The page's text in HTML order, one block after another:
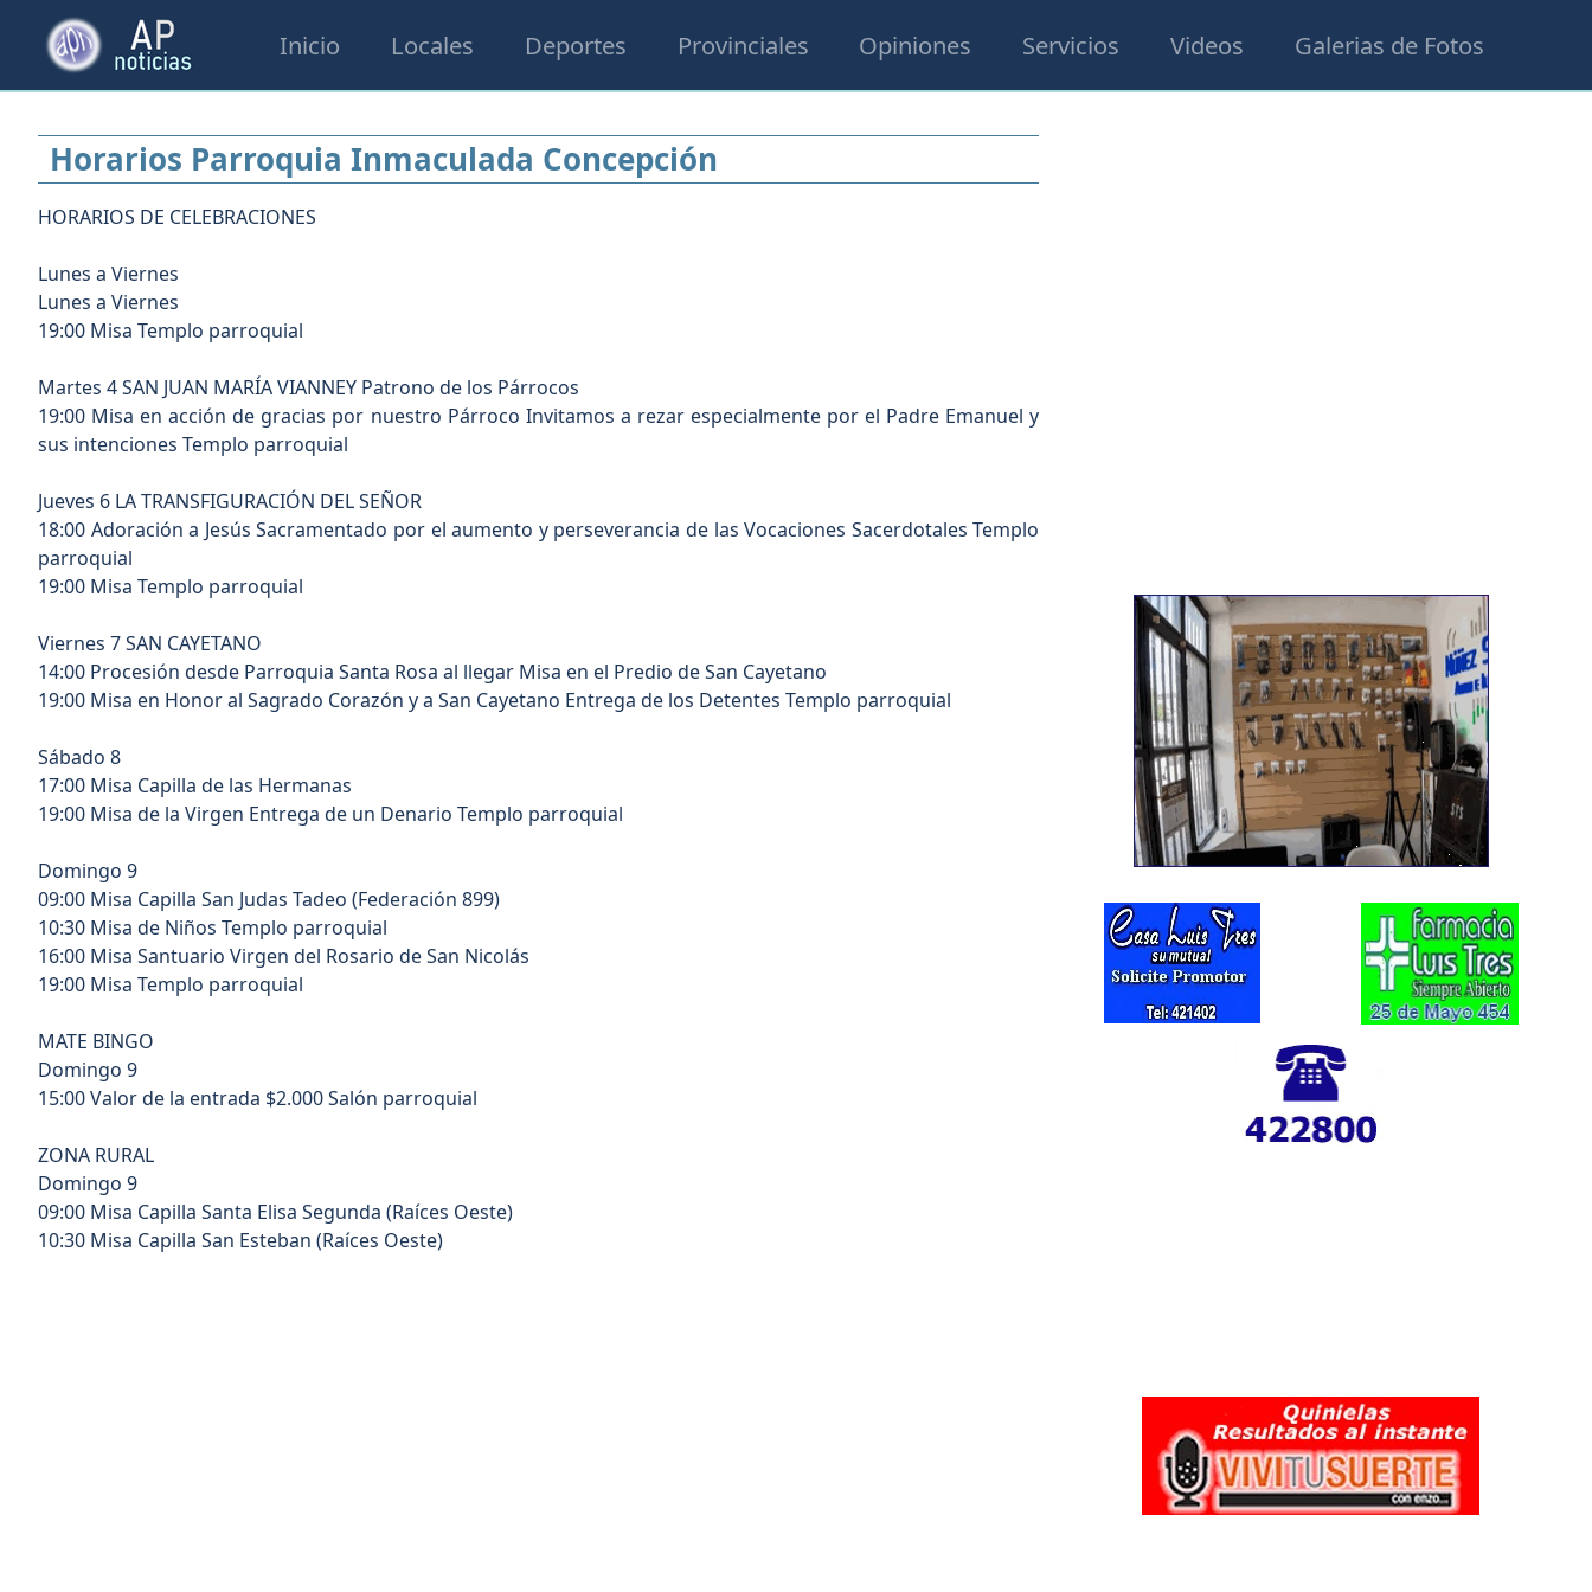
Inicio Locales Deportes Provinciales Opiniones Servicios Videos Galerias de Fotos
Horarios Parroquia Inmaculada Concepción
HORARIOS DE CELEBRACIONES
Lunes a Viernes
Lunes a Viernes
19:00 Misa Templo parroquial
Martes 4 SAN JUAN MARÍA VIANNEY Patrono de los Párrocos
19:00 Misa en acción de gracias por nuestro Párroco Invitamos a rezar especialmente por el Padre Emanuel y
sus intenciones Templo parroquial
Jueves 6 LA TRANSFIGURACIÓN DEL SEÑOR
18:00 Adoración a Jesús Sacramentado por el aumento y perseverancia de las Vocaciones Sacerdotales Templo
parroquial
19:00 Misa Templo parroquial
Viernes 7 SAN CAYETANO
14:00 Procesión desde Parroquia Santa Rosa al llegar Misa en el Predio de San Cayetano
19:00 Misa en Honor al Sagrado Corazón y a San Cayetano Entrega de los Detentes Templo parroquial
Sábado 8
17:00 Misa Capilla de las Hermanas
19:00 Misa de la Virgen Entrega de un Denario Templo parroquial
Domingo 9
09:00 Misa Capilla San Judas Tadeo (Federación 899)
10:30 Misa de Niños Templo parroquial
16:00 Misa Santuario Virgen del Rosario de San Nicolás
19:00 Misa Templo parroquial
MATE BINGO
Domingo 9
15:00 Valor de la entrada $2.000 Salón parroquial
ZONA RURAL
Domingo 9
09:00 Misa Capilla Santa Elisa Segunda (Raíces Oeste)
10:30 Misa Capilla San Esteban (Raíces Oeste)